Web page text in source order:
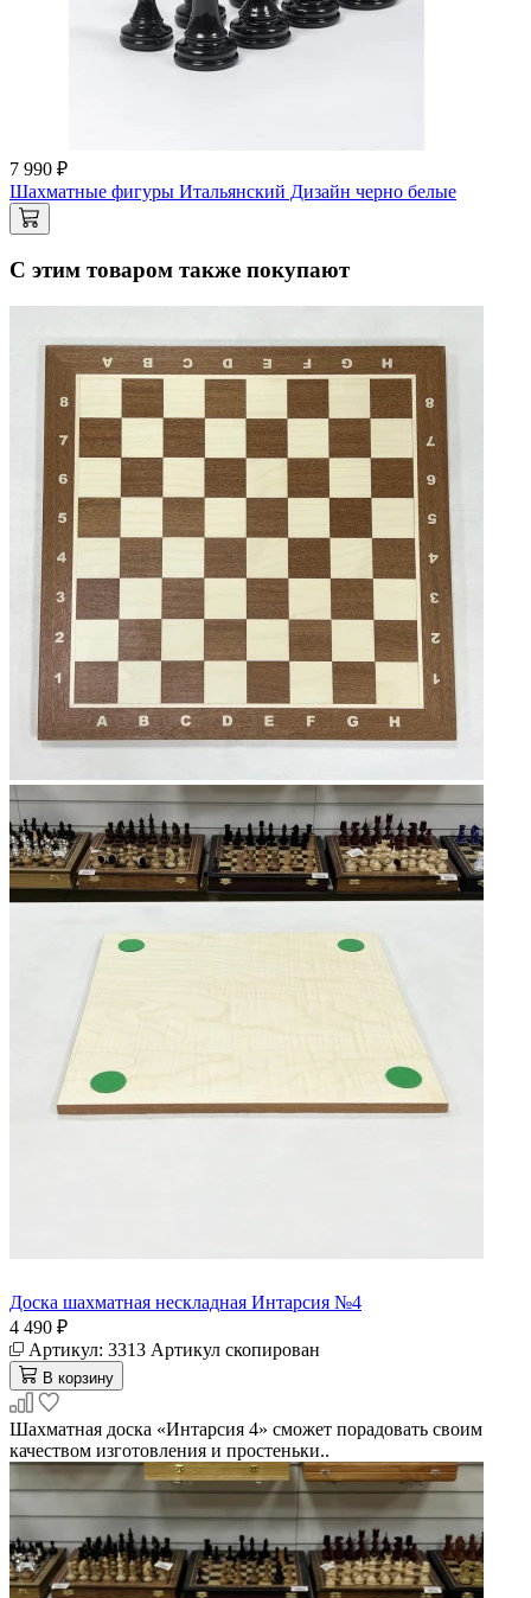
7 990 ₽
Шахматные фигуры Итальянский Дизайн черно белые
С этим товаром также покупают
Доска шахматная нескладная Интарсия №4
4 490 ₽
Артикул: 3313 Артикул скопирован
В корзину
Шахматная доска «Интарсия 4» сможет порадовать своим
качеством изготовления и простеньки..